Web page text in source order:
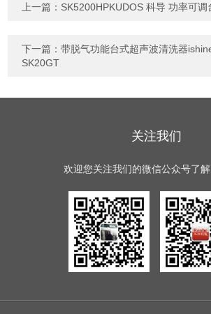
上一篇： SK5200HPKUDOS 科导 功率可调
下一篇：带脱气功能台式超声波清洗器
SK20GT
关注我们
欢迎您关注我们的微信公众号了